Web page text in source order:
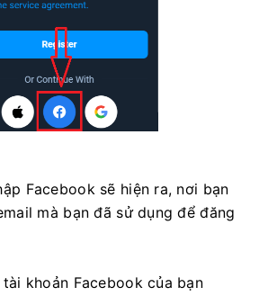
Facebook sẽ hiện ra, nơi bạn
mà bạn đã sử dụng để đăng
khoản Facebook của bạn